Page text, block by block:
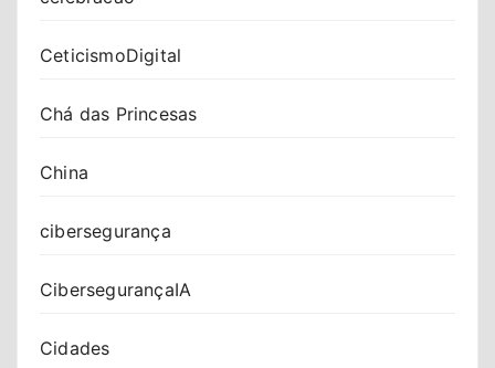
CeticismoDigital
Chá das Princesas
China
cibersegurança
CibersegurançaIA
Cidades